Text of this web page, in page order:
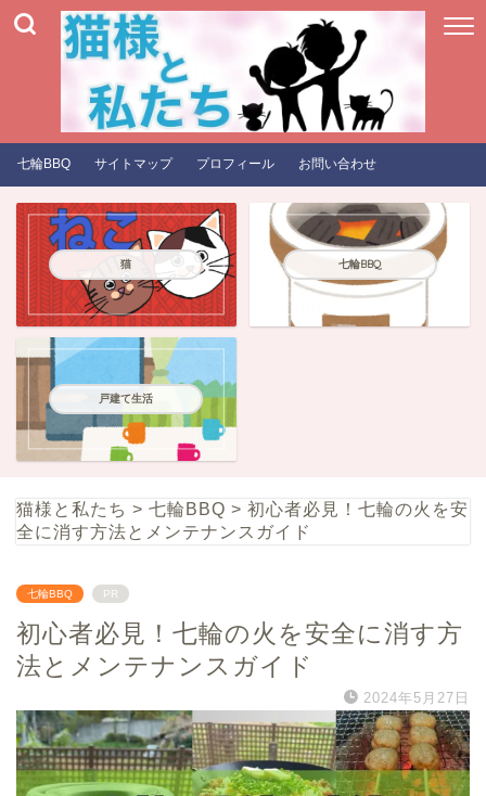
七輪BBQ サイトマップ プロフィール お問い合わせ
猫 七輪BBQ
戸建て生活
猫様と私たち > 七輪BBQ > 初心者必見！七輪の火を安
全に消す方法とメンテナンスガイド
七輪BBQ PR
初心者必見！七輪の火を安全に消す方
法とメンテナンスガイド
2024年5月27日